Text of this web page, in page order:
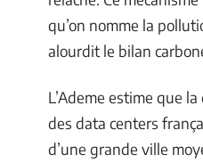
qu’on nomme la
alourdit le bilan
L’Ademe estime que
des data centers
d’une grande ville